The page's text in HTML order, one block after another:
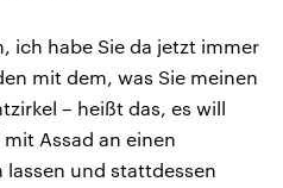
ich habe Sie da jetzt immer
mit dem, was Sie meinen
– heißt das, es will
Assad an einen
und stattdessen